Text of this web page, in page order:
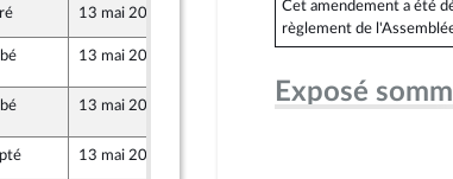
13 mai 2026 7 mai 2026
13 mai 2026
13 mai 2026 13 mai 2026
13 mai 2026
Cet amendement a été
règlement de
Exposé